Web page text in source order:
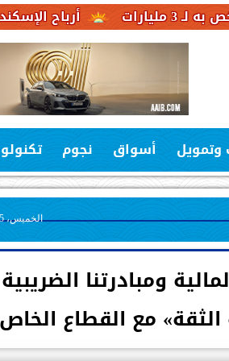
أرباح الإسكندرية للأدوية لتسجل 527.7 مليون جنيه خلال العام
وتمويل أسواق نجوم
الخميس، 15 يناير 2026
ومبادرتنا
مع القطاع الخاص